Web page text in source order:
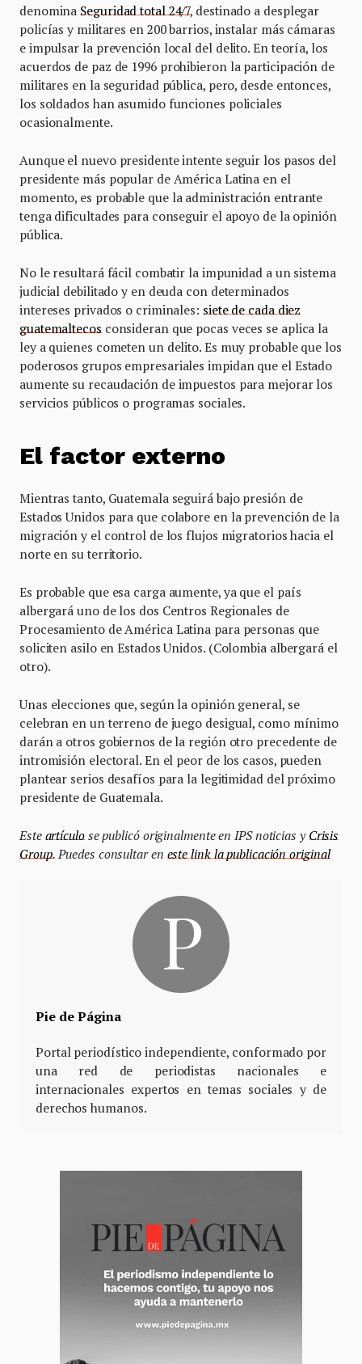
denominaSeguridad total 24/7, destinado a desplegar
policías y militares en 200 barrios, instalar más cámaras
e impulsar la prevención local del delito. En teoría, los
acuerdos de paz de 1996 prohibieron la participación de
militares en la seguridad pública, pero, desde entonces,
los soldados han asumido funciones policiales
ocasionalmente.
Aunque el nuevo presidente intente seguir los pasos del
presidente más popular de América Latina en el
momento, es probable que la administración entrante
tenga dificultades para conseguir el apoyo de la opinión
pública.
No le resultará fácil combatir la impunidad a un sistema
judicial debilitado y en deuda con determinados
intereses privados o criminales: siete de cada diez
guatemaltecosconsideran que pocas veces se aplica la
ley a quienes cometen un delito. Es muy probable que los
poderosos grupos empresariales impidan que el Estado
aumente su recaudación de impuestos para mejorar los
servicios públicos o programas sociales.
El factor externo
Mientras tanto, Guatemala seguirá bajo presión de
Estados Unidos para que colabore en la prevención de la
migración y el control de los flujos migratorios hacia el
norte en su territorio.
Es probable que esa carga aumente, ya que el país
albergará uno de los dos Centros Regionales de
Procesamiento de América Latina para personas que
soliciten asilo en Estados Unidos. (Colombia albergará el
otro).
Unas elecciones que, según la opinión general, se
celebran en un terreno de juego desigual, como mínimo
darán a otros gobiernos de la región otro precedente de
intromisión electoral. En el peor de los casos, pueden
plantear serios desafíos para la legitimidad del próximo
presidente de Guatemala.
Este artículose publicó originalmente en IPS noticias yCrisis
Group. Puedes consultar en este link la publicación original
Pie de Página
Portal periodístico independiente, conformado por
una red de periodistas nacionales e
internacionales expertos en temas sociales y de
derechos humanos.